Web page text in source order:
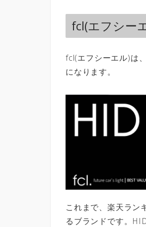
fcl(エフシー
fcl(エフシーエル)は
になります。
これまで、楽天ラン
るブランドです。